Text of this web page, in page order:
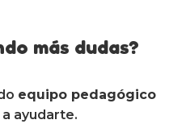
más dudas?
equipo pedagógico
ayudarte.